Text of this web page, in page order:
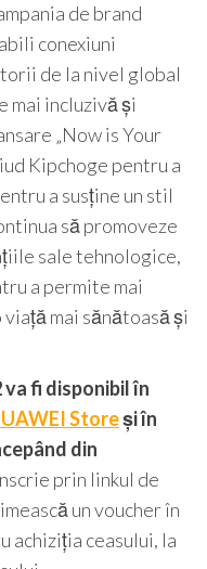
de brand
conexiuni
de la nivel global
mai incluzivă și
„Now is Your
Kipchoge pentru a
a susține un stil
să promoveze
sale tehnologice,
a permite mai
mai sănătoasă și
va fi disponibil în
Storeși în
din
prin linkul de
un voucher în
achiziția ceasului, la